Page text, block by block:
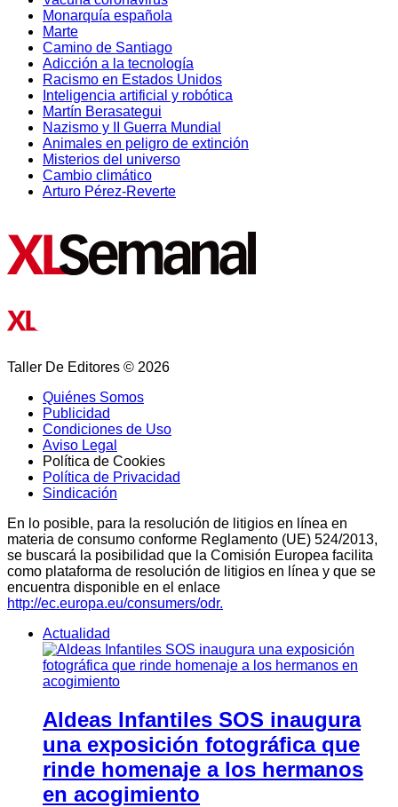
Monarquía española
Marte
Camino de Santiago
Adicción a la tecnología
Racismo en Estados Unidos
Inteligencia artificial y robótica
Martín Berasategui
Nazismo y II Guerra Mundial
Animales en peligro de extinción
Misterios del universo
Cambio climático
Arturo Pérez-Reverte
Taller De Editores © 2026
Quiénes Somos
Publicidad
Condiciones de Uso
Aviso Legal
Política de Cookies
Política de Privacidad
Sindicación
En lo posible, para la resolución de litigios en línea en
materia de consumo conforme Reglamento (UE) 524/2013,
se buscará la posibilidad que la Comisión Europea facilita
como plataforma de resolución de litigios en línea y que se
encuentra disponible en el enlace
http://ec.europa.eu/consumers/odr.
Actualidad
Aldeas Infantiles SOS inaugura
una exposición fotográfica que
rinde homenaje a los hermanos
en acogimiento